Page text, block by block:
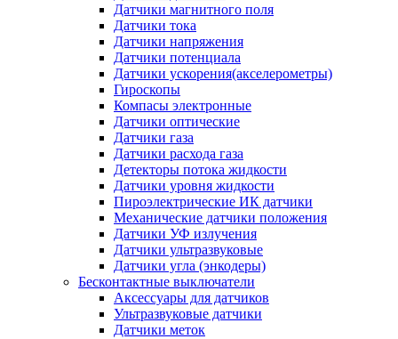
Датчики магнитного поля
Датчики тока
Датчики напряжения
Датчики потенциала
Датчики ускорения(акселерометры)
Гироскопы
Компасы электронные
Датчики оптические
Датчики газа
Датчики расхода газа
Детекторы потока жидкости
Датчики уровня жидкости
Пироэлектрические ИК датчики
Механические датчики положения
Датчики УФ излучения
Датчики ультразвуковые
Датчики угла (энкодеры)
Бесконтактные выключатели
Аксессуары для датчиков
Ультразвуковые датчики
Датчики меток